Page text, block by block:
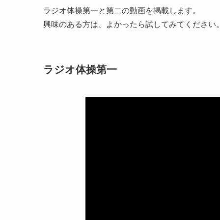
ラジオ体操第一と第二の動画を掲載します。
興味のある方は、よかったら試してみてください
ラジオ体操第一